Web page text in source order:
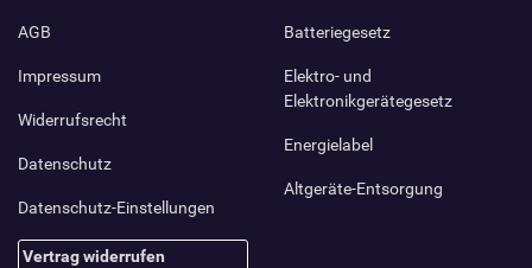
AGB
Impressum
Widerrufsrecht
Datenschutz
Datenschutz-Einstellungen
Vertrag widerrufen
Batteriegesetz
Elektro- und
Elektronikgerätegesetz
Energielabel
Altgeräte-Entsorgung